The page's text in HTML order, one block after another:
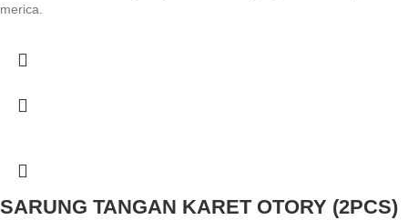
merica.
SARUNG TANGAN KARET OTORY (2PCS)